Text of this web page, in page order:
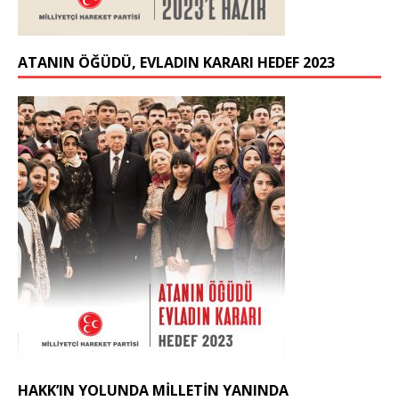
ATANIN ÖĞÜDÜ, EVLADIN KARARI HEDEF 2023
HAKK’IN YOLUNDA MİLLETİN YANINDA